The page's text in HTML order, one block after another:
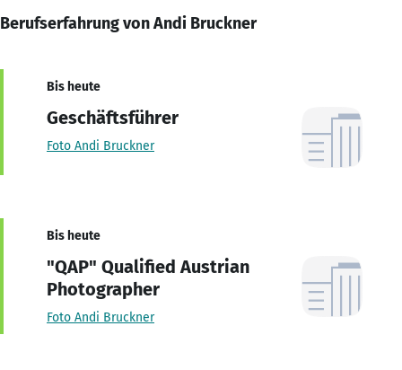
Berufserfahrung von Andi Bruckner
Bis heute
Geschäftsführer
Foto Andi Bruckner
Bis heute
"QAP" Qualified Austrian
Photographer
Foto Andi Bruckner